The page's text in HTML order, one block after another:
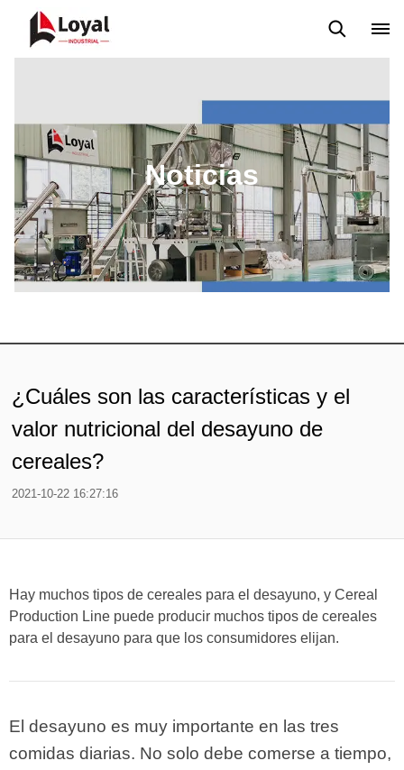
Noticias
¿Cuáles son las características y el
valor nutricional del desayuno de
cereales?
2021-10-22 16:27:16
Hay muchos tipos de cereales para el desayuno, y Cereal
Production Line puede producir muchos tipos de cereales
para el desayuno para que los consumidores elijan.
El desayuno es muy importante en las tres
comidas diarias. No solo debe comerse a tiempo,